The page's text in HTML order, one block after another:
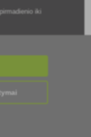
iki